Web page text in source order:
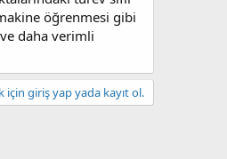
öğrenmesi gibi
daha verimli
için giriş yap yada kayıt ol.